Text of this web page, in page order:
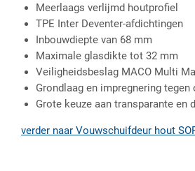
Meerlaags verlijmd houtprofiel
TPE Inter Deventer-afdichtingen
Inbouwdiepte van 68 mm
Maximale glasdikte tot 32 mm
Veiligheidsbeslag MACO Multi
Grondlaag en impregnering tegen
Grote keuze aan transparante en
verder naar Vouwschuifdeur hout